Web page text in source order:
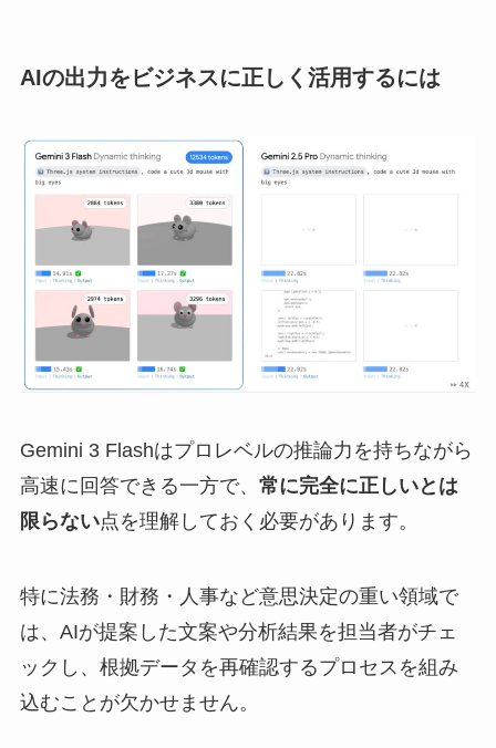
AIの出力をビジネスに正しく活用するには
Gemini 3 Flashはプロレベルの推論力を持ちながら
高速に回答できる一方で、 常に完全に正しいとは
限らない点を理解しておく必要があります。
特に法務・財務・人事など意思決定の重い領域で
は、AIが提案した文案や分析結果を担当者がチェ
ックし、根拠データを再確認するプロセスを組み
込むことが欠かせません。